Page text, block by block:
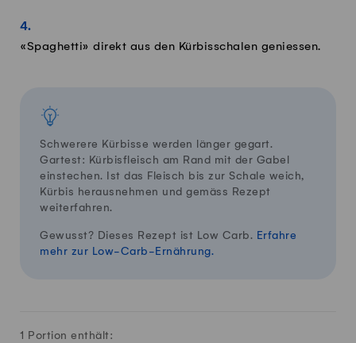
«Spaghetti» direkt aus den Kürbisschalen geniessen.
Schwerere Kürbisse werden länger gegart.
Gartest: Kürbisfleisch am Rand mit der Gabel
einstechen. Ist das Fleisch bis zur Schale weich,
Kürbis herausnehmen und gemäss Rezept
weiterfahren.
Gewusst? Dieses Rezept ist Low Carb. Erfahre
mehr zur Low-Carb-Ernährung.
1 Portion enthält: